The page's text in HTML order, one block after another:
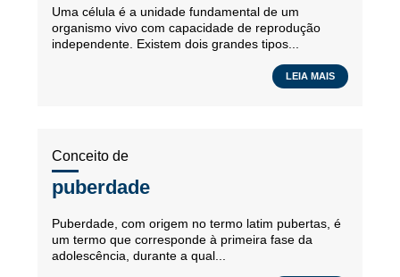
Uma célula é a unidade fundamental de um
organismo vivo com capacidade de reprodução
independente. Existem dois grandes tipos...
LEIA MAIS
Conceito de
puberdade
Puberdade, com origem no termo latim pubertas, é
um termo que corresponde à primeira fase da
adolescência, durante a qual...